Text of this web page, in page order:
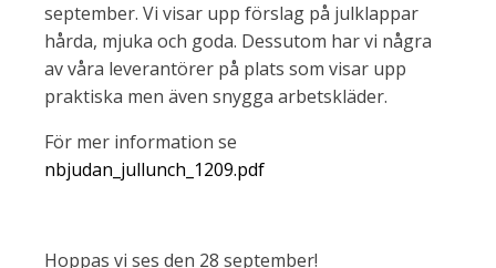
september. Vi visar upp förslag på julklappar
hårda, mjuka och goda. Dessutom har vi några
av våra leverantörer på plats som visar upp
praktiska men även snygga arbetskläder.
För mer information se
nbjudan_jullunch_1209.pdf
Hoppas vi ses den 28 september!